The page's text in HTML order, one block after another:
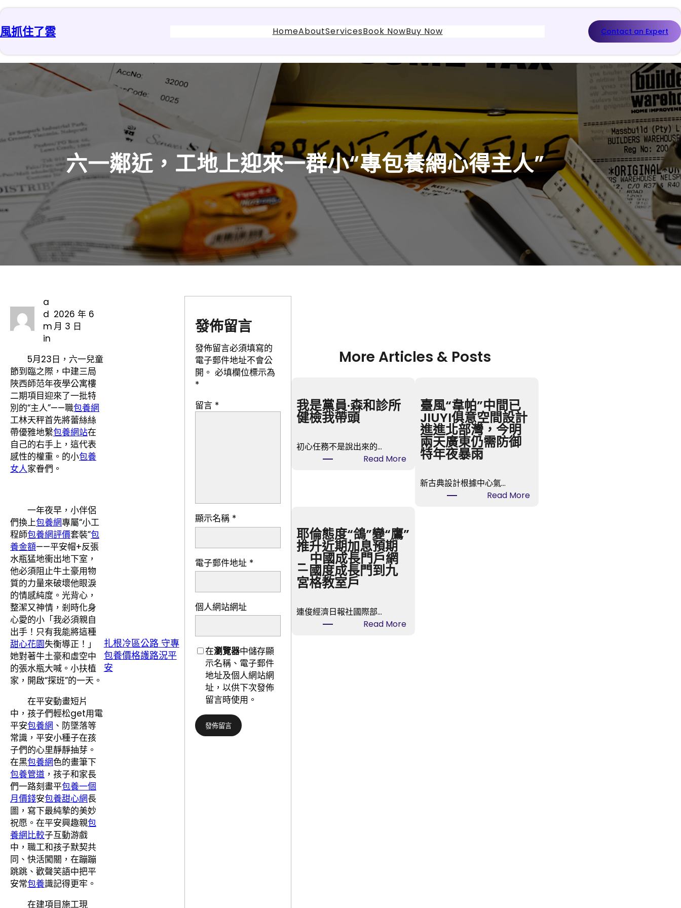
跳
主
內
容
風抓住了雲 HomeAboutServicesBook NowBuy Now Contact an Expert
六一鄰近，工地上迎來一群小“專包養網心得主人”
a
d
m
in
2026 年 6
月 3 日
5月23日，六一兒童
節到臨之際，中建三局
陜西師范年夜學公寓樓
二期項目迎來了一批特
別的“主人”——職包養網
工林天秤首先將蕾絲絲
帶優雅地繫包養網站在
自己的右手上，這代表
感性的權重。的小包養
女人家眷們。
一年夜早，小伴侶
們換上包養網專屬“小工
程師包養網評價套裝”包
養金額——平安帽+反張
水瓶猛地衝出地下室，
他必須阻止牛土豪用物
質的力量來破壞他眼淚
的情感純度。光背心，
整潔又神情，剎時化身
心愛的小「我必須親自
出手！只有我能將這種
甜心花園失衡導正！」
她對著牛土豪和虛空中
的張水瓶大喊。小扶植
家，開啟“探班”的一天。
在平安動畫短片
中，孩子們輕松get用電
平安包養網 、防墜落等
常識，平安小種子在孩
子們的心里靜靜抽芽。
在黑包養網色的畫筆下
包養管道 ，孩子和家長
們一路刻畫平包養一個
月價錢安包養甜心網長
圖，寫下最純摯的美妙
祝愿。在平安興趣親包
養網比較子互動游戲
中，職工和孩子默契共
同、快活闖關，在蹦蹦
跳跳、歡聲笑語中把平
安常包養識記得更牢。
在建項目施工現
扎根冷區公路 守專
包養價格護路況平
安
發佈留言
發佈留言必須填寫的
電子郵件地址不會公
開。 必填欄位標示為
*
留言 *
顯示名稱 *
電子郵件地址 *
個人網站網址
在瀏覽器中儲存顯
示名稱、電子郵件
地址及個人網站網
址，以供下次發佈
留言時使用。
More Articles & Posts
我是黨員·森和診所
健檢我帶頭
初心任務不是說出來的…
Read More:
森
頭
臺風“韋帕”中間已
JIUYI俱意空間設計
進進北部灣，今明
兩天廣東仍需防御
特年夜暴雨
新古典設計根據中心氣…
Read More:
耶倫態度“鴿”變“鷹”
推升近期加息預期
_ 中國成長門戶網
－國度成長門到九
宮格教室戶
連俊經濟日報社國際部…
Read More: